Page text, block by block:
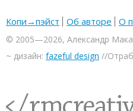
Копи→пэйст Об авторе О
© 2005—2026, Александр
~ дизайн: fazeful design //
<rmcreative/>